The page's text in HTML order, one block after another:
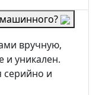
вручную,
и уникален.
и